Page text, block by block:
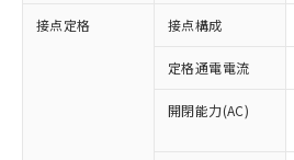
接点定格 接点構成
定格通電電流
開閉能力(AC)
ご利用条件
以下の条件をお読みいただ
対応予定：EU RoHS指令（
有に対応した製品に切り替
対応予定なし：EU RoHS
非含有に非対応の商品で、